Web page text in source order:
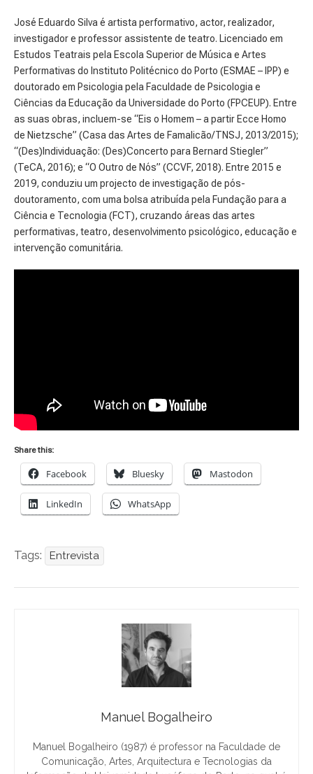
José Eduardo Silva é artista performativo, actor, realizador,
investigador e professor assistente de teatro. Licenciado em
Estudos Teatrais pela Escola Superior de Música e Artes
Performativas do Instituto Politécnico do Porto (ESMAE – IPP) e
doutorado em Psicologia pela Faculdade de Psicologia e
Ciências da Educação da Universidade do Porto (FPCEUP). Entre
as suas obras, incluem-se “Eis o Homem – a partir Ecce Homo
de Nietzsche” (Casa das Artes de Famalicão/TNSJ, 2013/2015);
“(Des)Individuação: (Des)Concerto para Bernard Stiegler”
(TeCA, 2016); e “O Outro de Nós” (CCVF, 2018). Entre 2015 e
2019, conduziu um projecto de investigação de pós-
doutoramento, com uma bolsa atribuída pela Fundação para a
Ciência e Tecnologia (FCT), cruzando áreas das artes
performativas, teatro, desenvolvimento psicológico, educação e
intervenção comunitária.
Share this:
Facebook Bluesky Mastodon
LinkedIn WhatsApp
Tags: Entrevista
Manuel Bogalheiro
Manuel Bogalheiro (1987) é professor na Faculdade de
Comunicação, Artes, Arquitectura e Tecnologias da